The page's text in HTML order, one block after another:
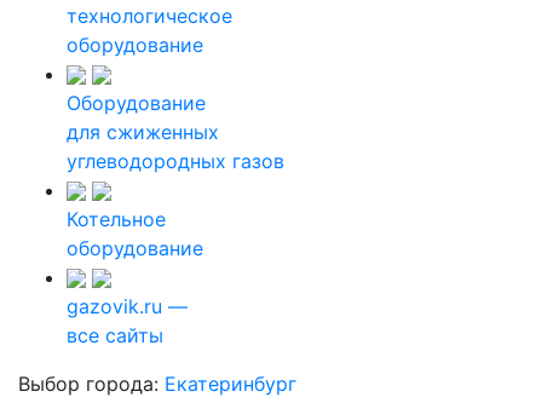
технологическое
оборудование
Оборудование
для сжиженных
углеводородных газов
Котельное
оборудование
gazovik.ru —
все сайты
Выбор города: Екатеринбург